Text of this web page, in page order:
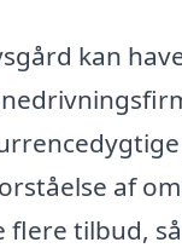
kan
af
tilbud,